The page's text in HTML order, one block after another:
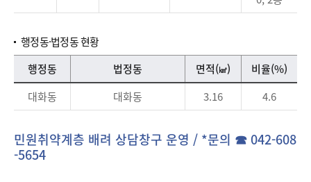
행정동·법정동 현황
행정동 법정동 면적(㎢)
비율(%)
대화동
대화동 3.16 4.6
민원취약계층 배려 상담창구 운영 / *문의 ☎ 042-608
-5654